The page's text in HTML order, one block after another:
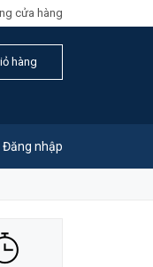
cửa hàng
hàng
Đăng nhập